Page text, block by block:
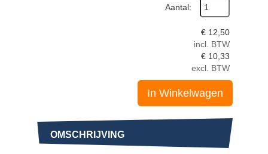
Aantal:
€ 12,50
incl. BTW
€ 10,33
excl. BTW
In Winkelwagen
OMSCHRIJVING